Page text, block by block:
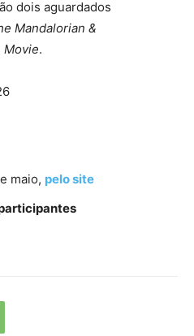
dois aguardados
Mandalorian &
Movie.
maio, pelo site